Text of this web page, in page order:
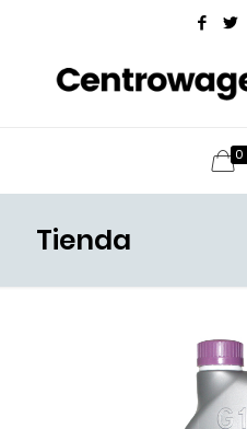
0
Tienda